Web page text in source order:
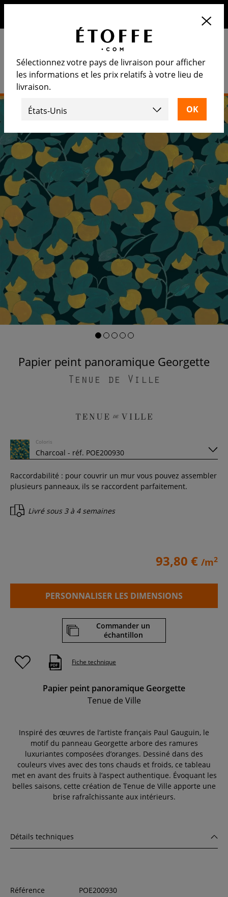
Papier peint panoramique Georgette
Tenue de Ville
Coloris
Raccordabilité : pour couvrir un mur vous pouvez assembler
plusieurs panneaux, ils se raccordent parfaitement.
Livré sous 3 à 4 semaines
93,80 € /m2
PERSONNALISER LES DIMENSIONS
Commander un
échantillon
Fiche technique
Papier peint panoramique Georgette
Tenue de Ville
Inspiré des œuvres de l’artiste français Paul Gauguin, le
motif du panneau Georgette arbore des ramures
luxuriantes composées d’oranges. Dessiné dans des
couleurs vives avec des tons chauds et froids, ce tableau
met en avant des fruits à l’aspect authentique. Évoquant les
belles saisons, cette création de Tenue de Ville apporte une
brise rafraîchissante aux intérieurs.
Détails techniques
Référence POE200930
Sélectionnez votre pays de livraison pour afficher
les informations et les prix relatifs à votre lieu de
livraison.